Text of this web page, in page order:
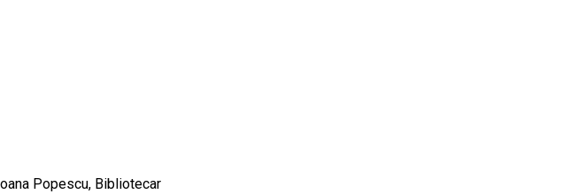
Ioana Popescu, Bibliotecar